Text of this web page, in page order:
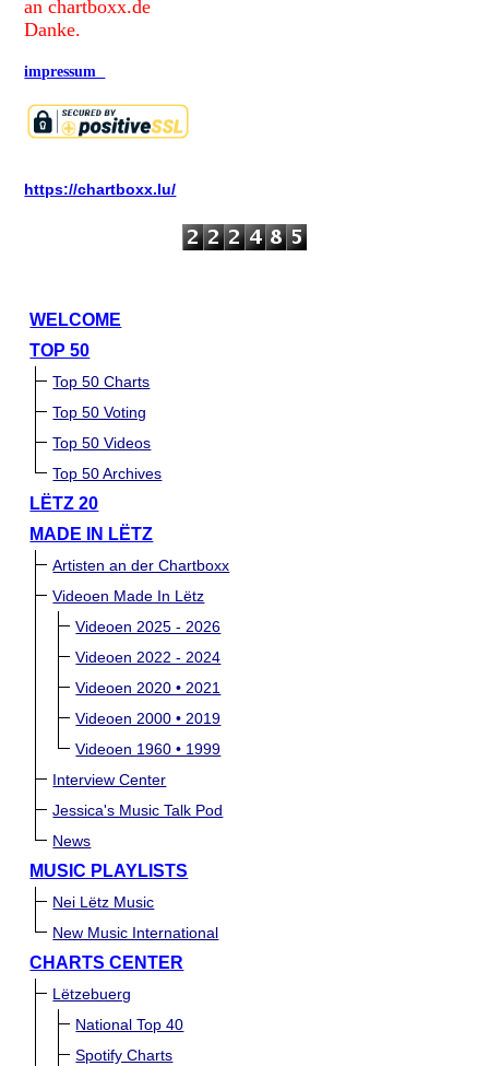
an chartboxx.de
Danke.
impressum
https://chartboxx.lu/
WELCOME
TOP 50
Top 50 Charts
Top 50 Voting
Top 50 Videos
Top 50 Archives
LËTZ 20
MADE IN LËTZ
Artisten an der Chartboxx
Videoen Made In Lëtz
Videoen 2025 - 2026
Videoen 2022 - 2024
Videoen 2020 • 2021
Videoen 2000 • 2019
Videoen 1960 • 1999
Interview Center
Jessica's Music Talk Pod
News
MUSIC PLAYLISTS
Nei Lëtz Music
New Music International
CHARTS CENTER
Lëtzebuerg
National Top 40
Spotify Charts